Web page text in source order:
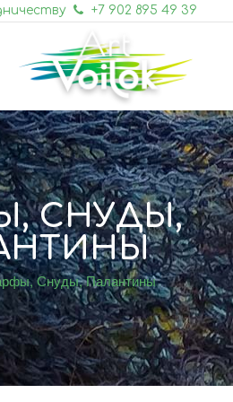
+7 902 895 49 39
СНУДЫ,
Снуды, Палантины